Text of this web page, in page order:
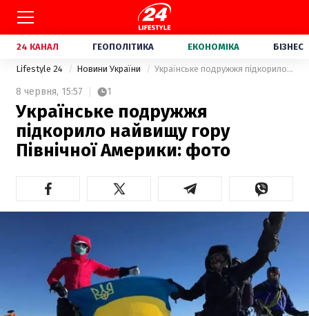
24 КАНАЛ ГЕОПОЛІТИКА ЕКОНОМІКА БІЗНЕС
Lifestyle 24 Новини України Українське подружжя підкорило найвищу гору Північної Америки: фото
8 червня, 15:57 1
Українське подружжя
підкорило найвищу гору
Північної Америки: фото